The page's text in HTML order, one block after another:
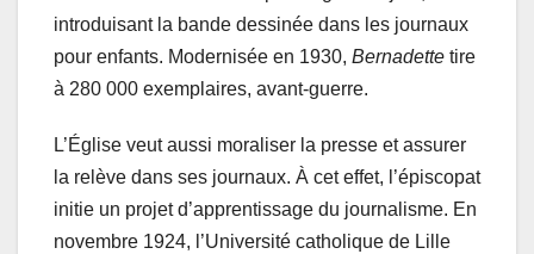
introduisant la bande dessinée dans les journaux
pour enfants. Modernisée en 1930, Bernadette tire
à 280 000 exemplaires, avant-guerre.
L’Église veut aussi moraliser la presse et assurer
la relève dans ses journaux. À cet effet, l’épiscopat
initie un projet d’apprentissage du journalisme. En
novembre 1924, l’Université catholique de Lille